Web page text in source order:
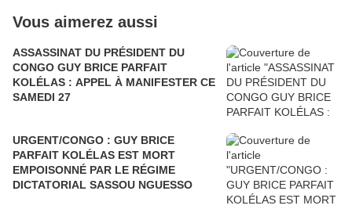
Vous aimerez aussi
ASSASSINAT DU PRÉSIDENT DU
CONGO GUY BRICE PARFAIT
KOLÉLAS : APPEL À MANIFESTER CE
SAMEDI 27
URGENT/CONGO : GUY BRICE
PARFAIT KOLÉLAS EST MORT
EMPOISONNÉ PAR LE RÉGIME
DICTATORIAL SASSOU NGUESSO